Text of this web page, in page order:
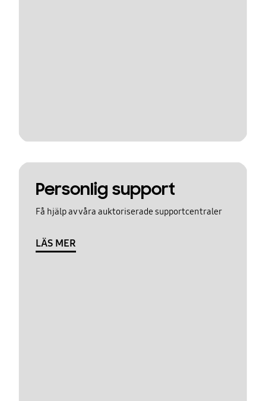
Personlig support
Få hjälp av våra auktoriserade supportcentraler
LÄS MER